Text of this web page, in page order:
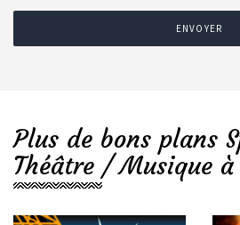
ENVOYER
Plus de bons plans
Théâtre / Musique